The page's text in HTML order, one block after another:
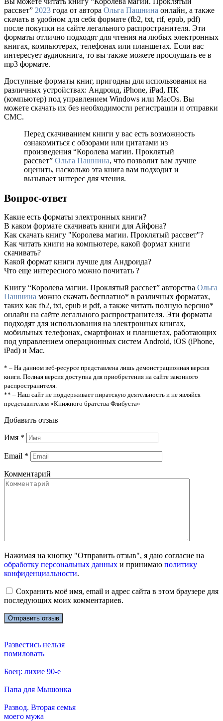
рассвет” 2023 года от автора Ольга Пашнина онлайн, а также
скачать в удобном для себя формате (fb2, txt, rtf, epub, pdf)
после покупки на сайте легального распространителя. Эти
форматы отлично подходят для чтения на любых электронных
книгах, компьютерах, телефонах или планшетах. Если вас
интересует аудиокнига, то вы также можете прослушать ее в
mp3 формате.
Доступные форматы книг, пригодны для использования на
различных устройствах: Андроид, iPhone, iPad, ПК
(компьютер) под управлением Windows или MacOs. Вы
можете скачать их без необходимости регистрации и отправки
СМС.
Перед скачиванием книги у вас есть возможность
ознакомиться с обзорами или цитатами из
произведения “Королева магии. Проклятый
рассвет” Ольга Пашнина, что позволит вам лучше
оценить, насколько эта книга вам подходит и
вызывает интерес для чтения.
Вопрос-ответ
Какие есть форматы электронных книги?
В каком формате скачивать книги для Айфона?
Как скачать книгу "Королева магии. Проклятый рассвет"?
Как читать книги на компьютере, какой формат книги
скачивать?
Какой формат книги лучше для Андроида?
Что еще интересного можно почитать ?
Книгу “Королева магии. Проклятый рассвет” авторства Ольга
Пашнина можно скачать бесплатно* в различных форматах,
таких как fb2, txt, epub и pdf, а также читать полную версию*
онлайн на сайте легального распространителя. Эти форматы
подходят для использования на электронных книгах,
мобильных телефонах, смартфонах и планшетах, работающих
под управлением операционных систем Android, iOS (iPhone,
iPad) и Mac.
* – На данном веб-ресурсе представлена лишь демонстрационная версия
книги. Полная версия доступна для приобретения на сайте законного
распространителя.
** – Наш сайт не поддерживает пиратскую деятельность и не являйся
представителем «Книжного братства Флибуста»
Добавить отзыв
Имя *
Email *
Комментарий
Нажимая на кнопку "Отправить отзыв", я даю согласие на
обработку персональных данных и принимаю политику
конфиденциальности.
Сохранить моё имя, email и адрес сайта в этом браузере для
последующих моих комментариев.
Развестись нельзя
помиловать
Боец: лихие 90-е
Папа для Мышонка
Развод. Вторая семья
моего мужа